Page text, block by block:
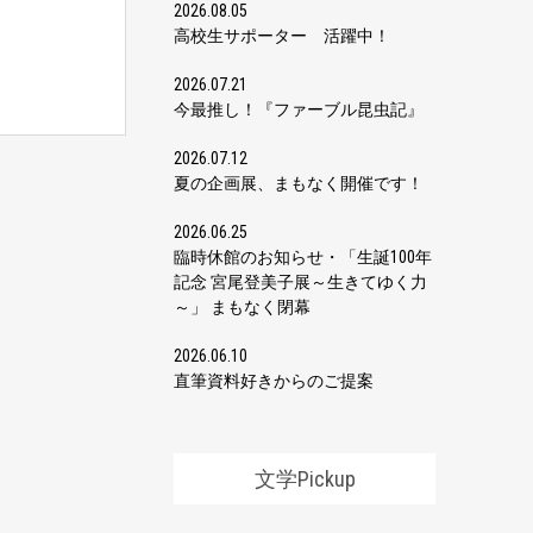
2026.08.05
高校生サポーター 活躍中！
2026.07.21
今最推し！『ファーブル昆虫記』
2026.07.12
夏の企画展、まもなく開催です！
2026.06.25
臨時休館のお知らせ・「生誕100年
記念 宮尾登美子展～生きてゆく力
～」 まもなく閉幕
2026.06.10
直筆資料好きからのご提案
文学Pickup